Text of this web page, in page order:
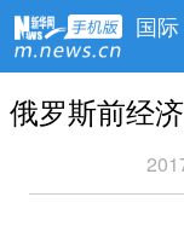
国际
俄罗斯前经